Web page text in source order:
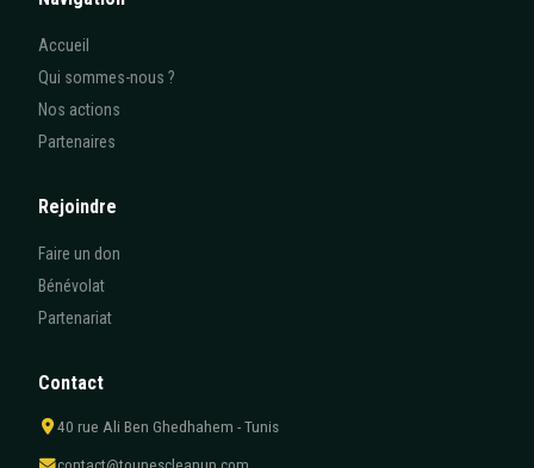
Accueil
Qui sommes-nous ?
Nos actions
Partenaires
Rejoindre
Faire un don
Bénévolat
Partenariat
Contact
40 rue Ali Ben Ghedhahem - Tunis